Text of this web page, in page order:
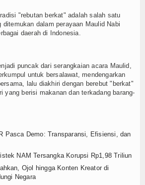
Kualitas Air, Depot di Palu Diminta
Asal Morut Meninggal di Kos Palu,
"rebutan berkat" adalah salah satu
dalam perayaan Maulid Nabi
daerah di Indonesia.
puncak dari serangkaian acara Maulid,
untuk bersalawat, mendengarkan
lalu diakhiri dengan berebut "berkat"
yang berisi makanan dan terkadang barang-
Pasca Demo: Transparansi, Efisiensi, dan
NAM Tersangka Korupsi Rp1,98 Triliun
Ojol hingga Konten Kreator di
Negara